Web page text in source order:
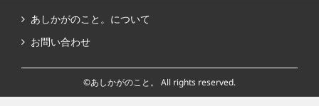
あしかがのこと。について
お問い合わせ
©あしかがのこと。 All rights reserved.